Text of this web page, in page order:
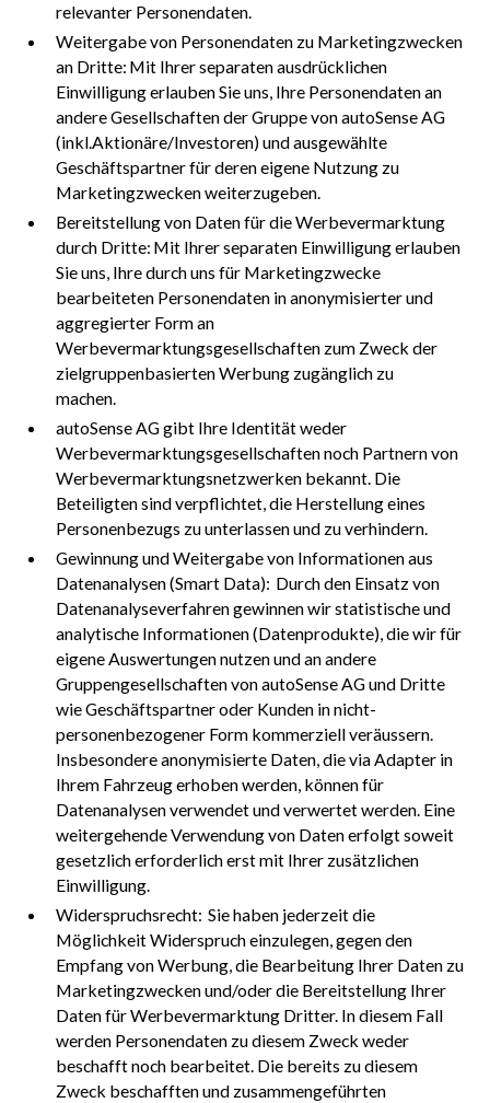
relevanter Personendaten.
Weitergabe von Personendaten zu Marketingzwecken
an Dritte: Mit Ihrer separaten ausdrücklichen
Einwilligung erlauben Sie uns, Ihre Personendaten an
andere Gesellschaften der Gruppe von autoSense AG
(inkl.Aktionäre/Investoren) und ausgewählte
Geschäftspartner für deren eigene Nutzung zu
Marketingzwecken weiterzugeben.
Bereitstellung von Daten für die Werbevermarktung
durch Dritte: Mit Ihrer separaten Einwilligung erlauben
Sie uns, Ihre durch uns für Marketingzwecke
bearbeiteten Personendaten in anonymisierter und
aggregierter Form an
Werbevermarktungsgesellschaften zum Zweck der
zielgruppenbasierten Werbung zugänglich zu
machen.
autoSense AG gibt Ihre Identität weder
Werbevermarktungsgesellschaften noch Partnern von
Werbevermarktungsnetzwerken bekannt. Die
Beteiligten sind verpflichtet, die Herstellung eines
Personenbezugs zu unterlassen und zu verhindern.
Gewinnung und Weitergabe von Informationen aus
Datenanalysen (Smart Data): Durch den Einsatz von
Datenanalyseverfahren gewinnen wir statistische und
analytische Informationen (Datenprodukte), die wir für
eigene Auswertungen nutzen und an andere
Gruppengesellschaften von autoSense AG und Dritte
wie Geschäftspartner oder Kunden in nicht-
personenbezogener Form kommerziell veräussern.
Insbesondere anonymisierte Daten, die via Adapter in
Ihrem Fahrzeug erhoben werden, können für
Datenanalysen verwendet und verwertet werden. Eine
weitergehende Verwendung von Daten erfolgt soweit
gesetzlich erforderlich erst mit Ihrer zusätzlichen
Einwilligung.
Widerspruchsrecht: Sie haben jederzeit die
Möglichkeit Widerspruch einzulegen, gegen den
Empfang von Werbung, die Bearbeitung Ihrer Daten zu
Marketingzwecken und/oder die Bereitstellung Ihrer
Daten für Werbevermarktung Dritter. In diesem Fall
werden Personendaten zu diesem Zweck weder
beschafft noch bearbeitet. Die bereits zu diesem
Zweck beschafften und zusammengeführten